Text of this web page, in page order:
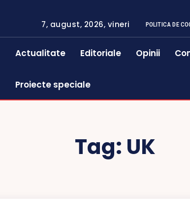
7, august, 2026, vineri POLITICA DE
Actualitate Editoriale Opinii
Proiecte speciale
Tag: UK